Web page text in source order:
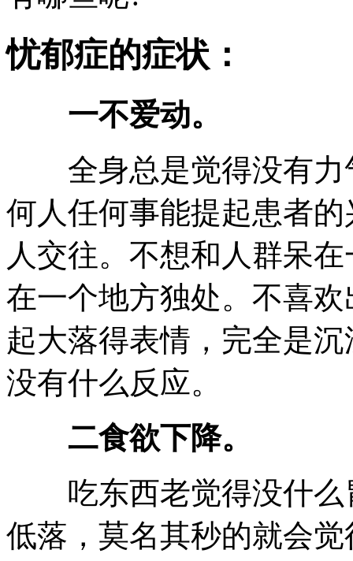
忧郁症的症状：
一不爱动。
全身总是觉得没有力
何人任何事能提起患者
人交往。不想和人群呆
在一个地方独处。不喜
起大落得表情，完全是
没有什么反应。
二食欲下降。
吃东西老觉得没什么
低落，莫名其秒的就会